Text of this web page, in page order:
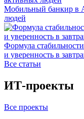
Мобильный банкир в
людей
Формула
и уверенность в
Все статьи
ИТ-проекты
Все проекты